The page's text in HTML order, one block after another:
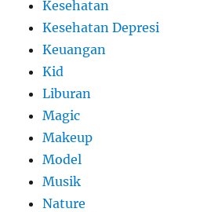
Kesehatan
Kesehatan Depresi
Keuangan
Kid
Liburan
Magic
Makeup
Model
Musik
Nature